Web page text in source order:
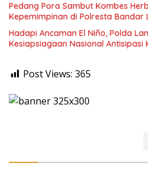
Pedang Pora Sambut Kombes
Kepemimpinan di Polresta Bandar
Hadapi Ancaman El Niño, Polda
Kesiapsiagaan Nasional Antisipasi
Post Views: 365